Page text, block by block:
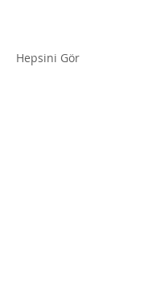
Hepsini Gör